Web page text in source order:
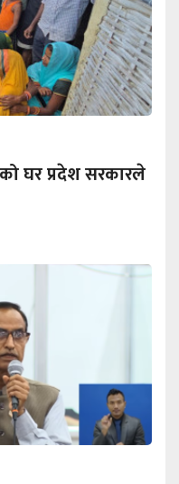
घर प्रदेश सरकारले